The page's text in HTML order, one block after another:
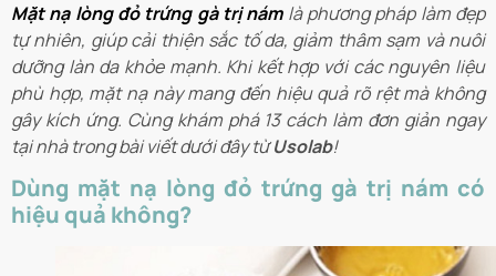
Mặt nạ lòng đỏ trứng gà trị nám là phương pháp làm đẹp
tự nhiên, giúp cải thiện sắc tố da, giảm thâm sạm và nuôi
dưỡng làn da khỏe mạnh. Khi kết hợp với các nguyên liệu
phù hợp, mặt nạ này mang đến hiệu quả rõ rệt mà không
gây kích ứng. Cùng khám phá 13 cách làm đơn giản ngay
tại nhà trong bài viết dưới đây từUsolab!
Dùng mặt nạ lòng đỏ trứng gà trị nám có
hiệu quả không?